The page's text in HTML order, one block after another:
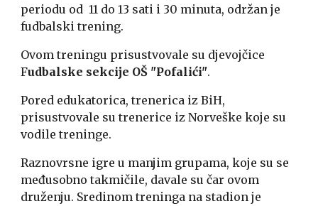
periodu od 11 do 13 sati i 30 minuta, održan je
fudbalski trening.
Ovom treningu prisustvovale su djevojčice
Fudbalske sekcije OŠ "Pofalići".
Pored edukatorica, trenerica iz BiH,
prisustvovale su trenerice iz Norveške koje su
vodile treninge.
Raznovrsne igre u manjim grupama, koje su se
međusobno takmičile, davale su čar ovom
druženju. Sredinom treninga na stadion je